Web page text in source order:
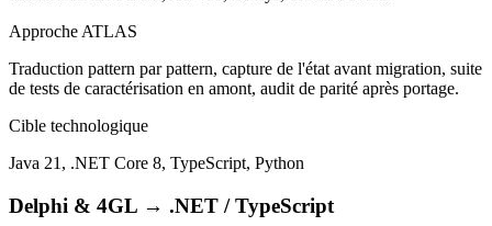
Approche ATLAS
Traduction pattern par pattern, capture de l'état avant migration, suite
de tests de caractérisation en amont, audit de parité après portage.
Cible technologique
Java 21, .NET Core 8, TypeScript, Python
Delphi & 4GL → .NET / TypeScript